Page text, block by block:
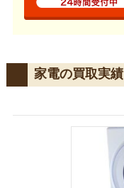
家電の買取実績